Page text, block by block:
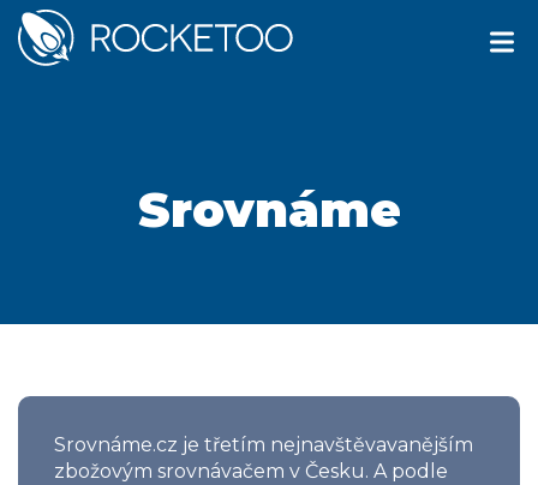
Srovnáme
Srovnáme.cz je třetím nejnavštěvavanějším
zbožovým srovnávačem v Česku. A podle